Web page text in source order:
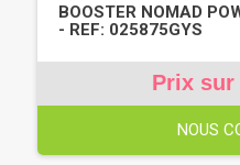
BOOSTER NOMAD
- REF: 025875GYS
Prix sur
NOUS